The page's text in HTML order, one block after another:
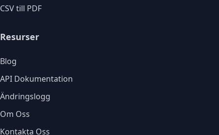
CSV till PDF
Resurser
Blog
API Dokumentation
Ändringslogg
Om Oss
Kontakta Oss